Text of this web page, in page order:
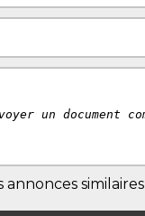
annonces similaires